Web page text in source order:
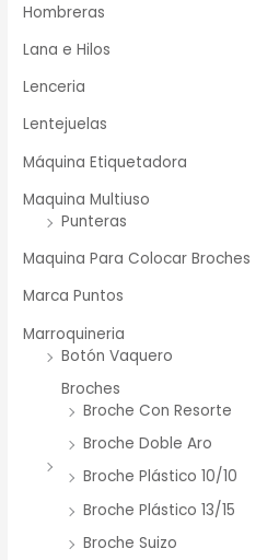
Hombreras
Lana e Hilos
Lenceria
Lentejuelas
Máquina Etiquetadora
Maquina Multiuso
Punteras
Maquina Para Colocar Broches
Marca Puntos
Marroquineria
Botón Vaquero
Broches
Broche Con Resorte
Broche Doble Aro
Broche Plástico 10/10
Broche Plástico 13/15
Broche Suizo